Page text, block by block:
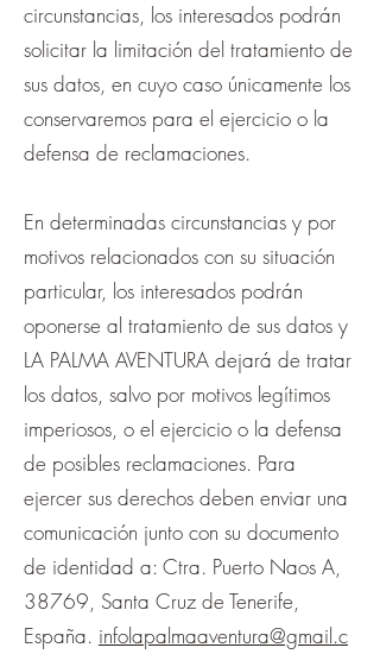
circunstancias, los interesados podrán
solicitar la limitación del tratamiento de
sus datos, en cuyo caso únicamente los
conservaremos para el ejercicio o la
defensa de reclamaciones.
En determinadas circunstancias y por
motivos relacionados con su situación
particular, los interesados podrán
oponerse al tratamiento de sus datos y
LA PALMA AVENTURA dejará de tratar
los datos, salvo por motivos legítimos
imperiosos, o el ejercicio o la defensa
de posibles reclamaciones. Para
ejercer sus derechos deben enviar una
comunicación junto con su documento
de identidad a: Ctra. Puerto Naos A,
38769, Santa Cruz de Tenerife,
España. infolapalmaaventura@gmail.c